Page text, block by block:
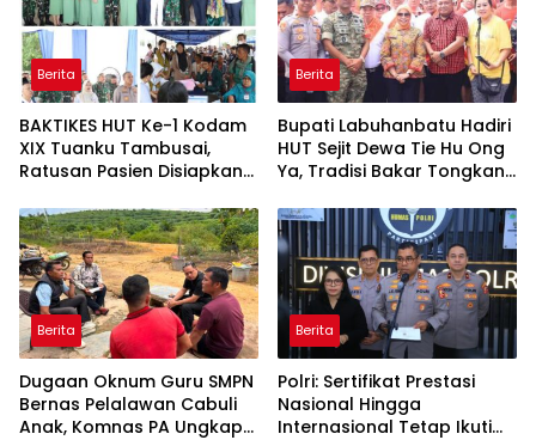
Berita
BAKTIKES HUT Ke-1 Kodam
XIX Tuanku Tambusai,
Ratusan Pasien Disiapkan
Berita
Bupati Labuhanbatu Hadiri
HUT Sejit Dewa Tie Hu Ong
Ya, Tradisi Bakar Tongkang
Berita
Dugaan Oknum Guru SMPN
Bernas Pelalawan Cabuli
Anak, Komnas PA Ungkap
Berita
Polri: Sertifikat Prestasi
Nasional Hingga
Internasional Tetap Ikuti